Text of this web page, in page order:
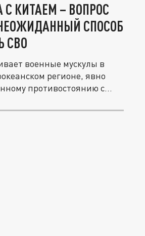
КИТАЕМ – ВОПРОС
СПОСОБ
СВО
военные мускулы в
регионе, явно
противостоянию с...